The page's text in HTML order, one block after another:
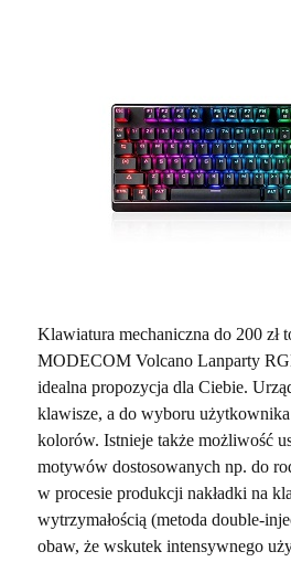
Klawiatura mechaniczna do 200 zł
MODECOM Volcano Lanparty
idealna propozycja dla Ciebie.
klawisze, a do wyboru
kolorów. Istnieje także możliwość
motywów dostosowanych np. do
w procesie produkcji nakładki na
wytrzymałością (metoda double-
obaw, że wskutek intensywnego